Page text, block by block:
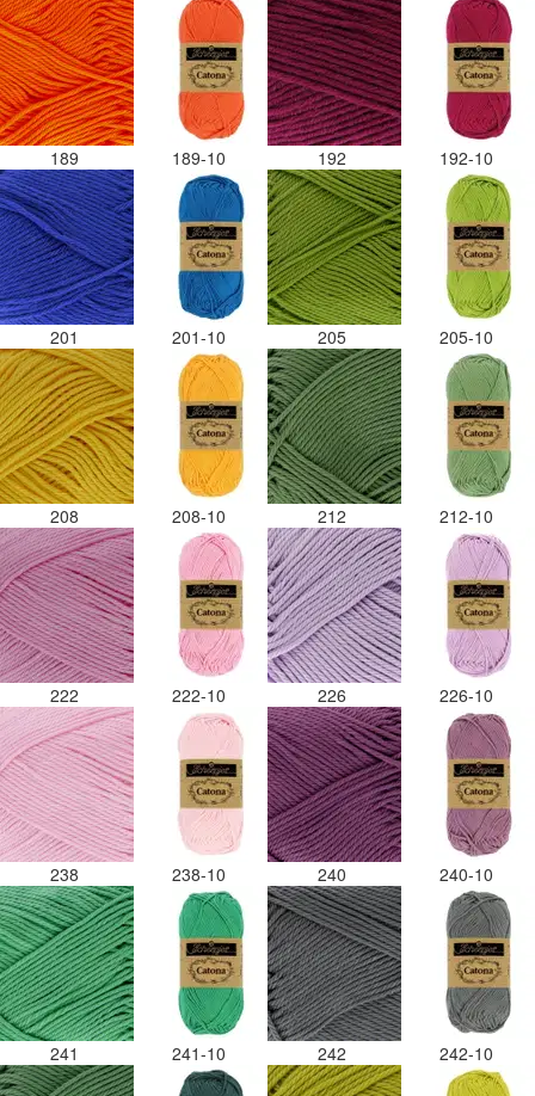
189 189-10 192 192-10
201 201-10 205 205-10
208 208-10 212 212-10
222 222-10 226 226-10
238 238-10 240 240-10
241 241-10 242 242-10